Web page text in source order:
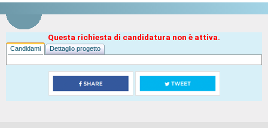
Questa richiesta di candidatura non è attiva.
Candidami Dettaglio progetto